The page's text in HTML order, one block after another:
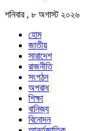
শনিবার , ৮ অগাস্ট ২০২৬
হোম
জাতীয়
সারাদেশ
রাজনীতি
সংগঠন
অপরাধ
শিক্ষা
বানিজ্য
বিনোদন